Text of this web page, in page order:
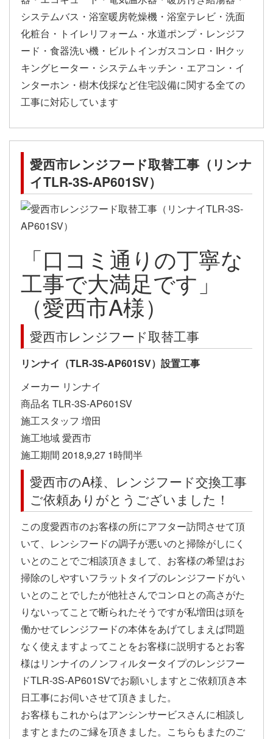
システムバス・浴室暖房乾燥機・浴室テレビ・洗面
化粧台・トイレリフォーム・水道ポンプ・レンジフ
ード・食器洗い機・ビルトインガスコンロ・IHクッ
キングヒーター・システムキッチン・エアコン・イ
ンターホン・樹木伐採など住宅設備に関する全ての
工事に対応しています
愛西市レンジフード取替工事（リンナ
イTLR-3S-AP601SV）
「口コミ通りの丁寧な
工事で大満足です」
（愛西市A様）
愛西市レンジフード取替工事
リンナイ（TLR-3S-AP601SV）設置工事
メーカー リンナイ
商品名 TLR-3S-AP601SV
施工スタッフ 増田
施工地域 愛西市
施工期間 2018,9,27 1時間半
愛西市のA様、レンジフード交換工事
ご依頼ありがとうございました！
この度愛西市のお客様の所にアフター訪問させて頂
いて、レンシフードの調子が悪いのと掃除がしにく
いとのことでご相談頂きまして、お客様の希望はお
掃除のしやすいフラットタイプのレンジフードがい
いとのことでしたが他社さんでコンロとの高さがた
りないってことで断られたそうですが私増田は頭を
働かせてレンジフードの本体をあげてしまえば問題
なく使えますよってことをお客様に説明するとお客
様はリンナイのノンフィルタータイプのレンジフー
ドTLR-3S-AP601SVでお願いしますとご依頼頂き本
日工事にお伺いさせて頂きました。
お客様もこれからはアンシンサービスさんに相談し
ますとまたのご縁を頂きました。こちらもまたのご